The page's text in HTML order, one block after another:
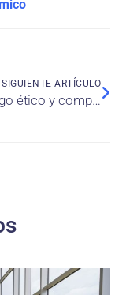
SIGUIENTE ARTÍCULO
Liderazgo ético y compromiso organizacional en Perú: cómo los equipos fortalecen el desempeño empresarial